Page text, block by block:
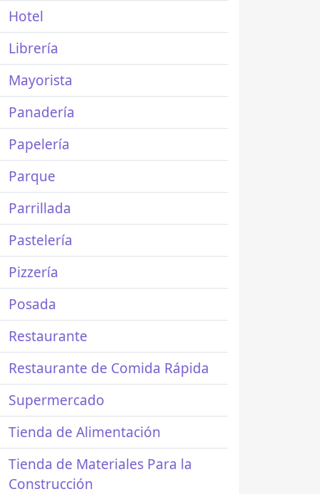
Hotel
Librería
Mayorista
Panadería
Papelería
Parque
Parrillada
Pastelería
Pizzería
Posada
Restaurante
Restaurante de Comida Rápida
Supermercado
Tienda de Alimentación
Tienda de Materiales Para la
Construcción